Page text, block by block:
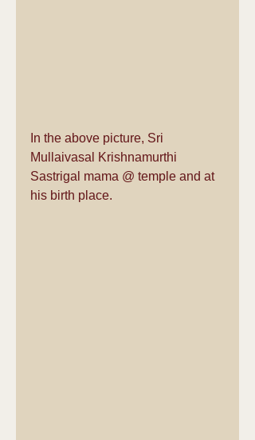
In the above picture, Sri
Mullaivasal Krishnamurthi
Sastrigal mama @ temple and at
his birth place.